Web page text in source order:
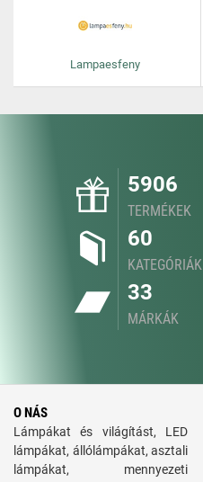
Lampaesfeny
5906
TERMÉKEK
60
KATEGÓRIÁK
33
MÁRKÁK
O NÁS
Lámpákat és világítást, LED
lámpákat, állólámpákat, asztali
lámpákat, mennyezeti